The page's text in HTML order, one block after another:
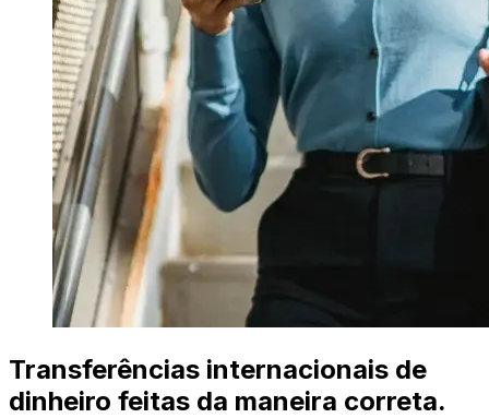
Transferências internacionais de
dinheiro feitas da maneira correta.